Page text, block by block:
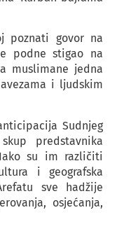
poznati govor na
podne stigao na
muslimane jedna
i ljudskim
Sudnjeg
predstavnika
su im različiti
i geografska
sve hadžije
osjećanja,